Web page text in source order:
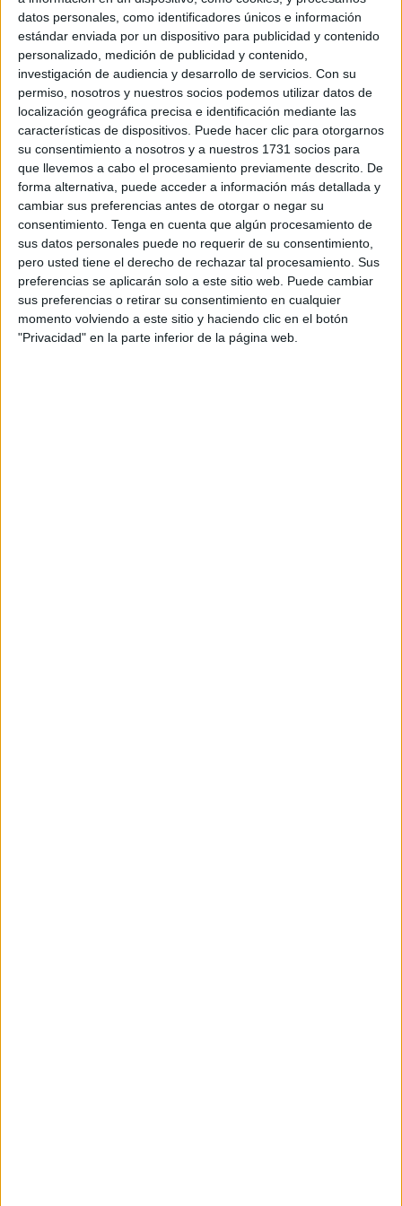
datos personales, como identificadores únicos e información
estándar enviada por un dispositivo para publicidad y contenido
personalizado, medición de publicidad y contenido,
investigación de audiencia y desarrollo de servicios. Con su
permiso, nosotros y nuestros socios podemos utilizar datos de
localización geográfica precisa e identificación mediante las
características de dispositivos. Puede hacer clic para otorgarnos
su consentimiento a nosotros y a nuestros 1731 socios para
que llevemos a cabo el procesamiento previamente descrito. De
forma alternativa, puede acceder a información más detallada y
cambiar sus preferencias antes de otorgar o negar su
consentimiento. Tenga en cuenta que algún procesamiento de
sus datos personales puede no requerir de su consentimiento,
pero usted tiene el derecho de rechazar tal procesamiento. Sus
preferencias se aplicarán solo a este sitio web. Puede cambiar
sus preferencias o retirar su consentimiento en cualquier
momento volviendo a este sitio y haciendo clic en el botón
"Privacidad" en la parte inferior de la página web.
coronavirus.
Ahora que los casos en nuestra ciudad se están
incrementando y ya hemos sobrepasado el número de
cincuenta, el Parque Marítimo del Mediterráneo se ha
convertido en un bálsamo para los ceutíes que no han
salido de nuestra ciudad durante el presente mes de
agosto.
Este domingo de agosto la normalidad era absoluta en las
instalaciones cumpliéndose con las medidas que ya
fueron establecidas para que el funcionamiento de las